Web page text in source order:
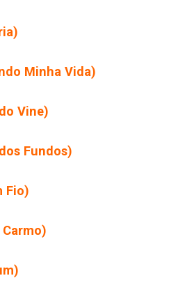
Minha Vida)
Vine)
Fundos)
Fio)